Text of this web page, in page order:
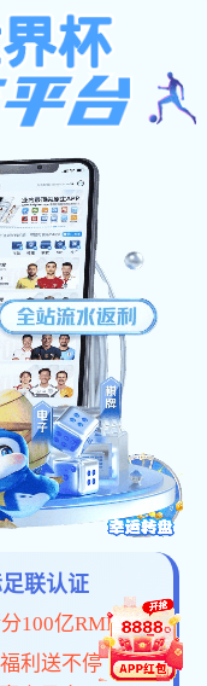
版本-IOS/安卓通用版